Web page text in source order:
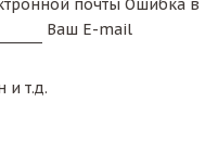
на нашей
предложить
после
почты Ошибка в
Ваш E-mail
и т.д.